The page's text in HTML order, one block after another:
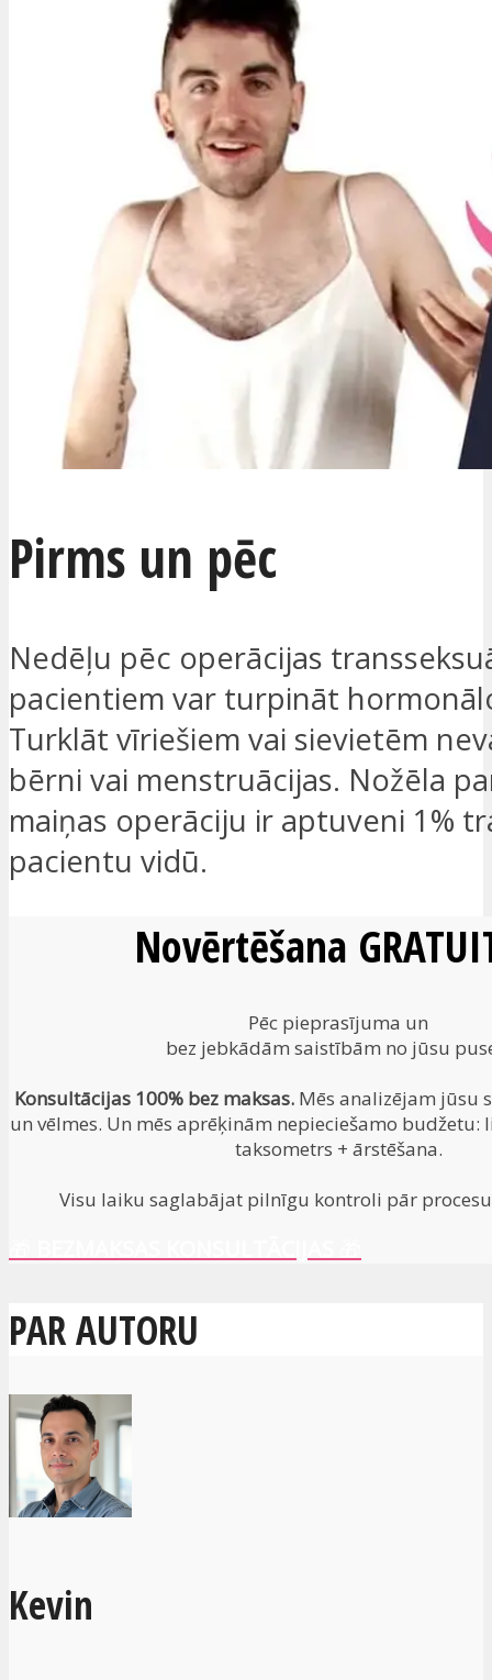
Pirms un pēc
Nedēļu pēc operācijas
pacientiem var turpināt
Turklāt vīriešiem vai sievietēm
bērni vai menstruācijas. Nožēla
maiņas operāciju ir aptuveni 1%
pacientu vidū.
Novērtēšana
Pēc pieprasījuma un
bez jebkādām saistībām no jūsu
Konsultācijas 100% bez maksas. Mēs analizējam jūsu
un vēlmes. Un mēs aprēķinām nepieciešamo budžetu:
taksometrs + ārstēšana.
Visu laiku saglabājat pilnīgu kontroli pār
PAR AUTORU
Kevin